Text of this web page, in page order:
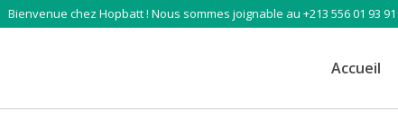
Bienvenue chez Hopbatt ! Nous sommes joignable au +213 556 01 93 91
Accueil